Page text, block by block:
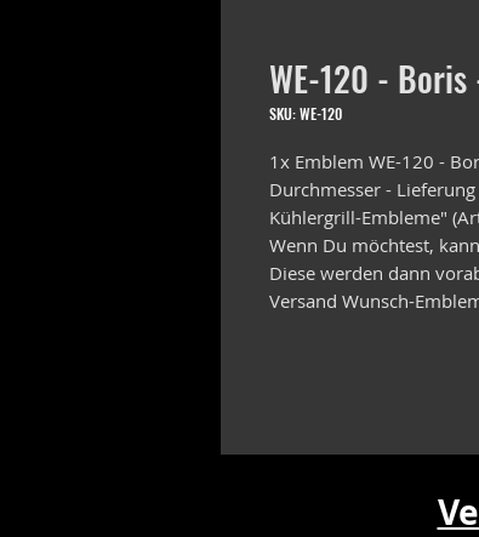
WE-120 -
SKU: WE-120
1x Emblem WE-120 -
Durchmesser -
Kühlergrill-Embleme"
Wenn Du möchtest,
Diese werden dann
Versand Wunsch-